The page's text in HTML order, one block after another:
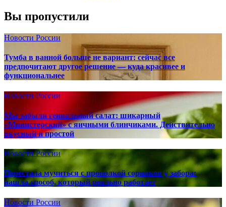
Вы пропустили
Новости России
Тумба в ванной больше не вариант: сейчас все
предпочитают другое решение — куда красивее и
функциональнее
Новости России
Мы забыли гениальный салат: шикарный
«Министерский» с яичными блинчиками. Действительно
вкусный и простой
Новости России
Перестала мучиться с прополкой сорняков у забора:
нашла способ, который реально работает
Новости России